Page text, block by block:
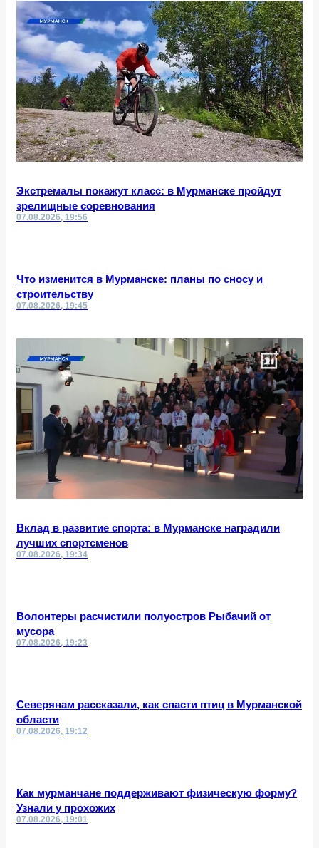
Экстремалы покажут класс: в Мурманске пройдут
зрелищные соревнования
07.08.2026, 19:56
Что изменится в Мурманске: планы по сносу и
строительству
07.08.2026, 19:45
Вклад в развитие спорта: в Мурманске наградили
лучших спортсменов
07.08.2026, 19:34
Волонтеры расчистили полуостров Рыбачий от
мусора
07.08.2026, 19:23
Северянам рассказали, как спасти птиц в Мурманской
области
07.08.2026, 19:12
Как мурманчане поддерживают физическую форму?
Узнали у прохожих
07.08.2026, 19:01